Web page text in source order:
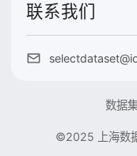
联系我们
数据
©2025 上海数